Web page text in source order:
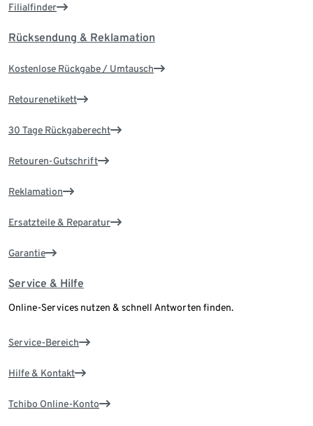
Filialfinder
Rücksendung & Reklamation
Kostenlose Rückgabe / Umtausch
Retourenetikett
30 Tage Rückgaberecht
Retouren-Gutschrift
Reklamation
Ersatzteile & Reparatur
Garantie
Service & Hilfe
Online-Services nutzen & schnell Antworten finden.
Service-Bereich
Hilfe & Kontakt
Tchibo Online-Konto